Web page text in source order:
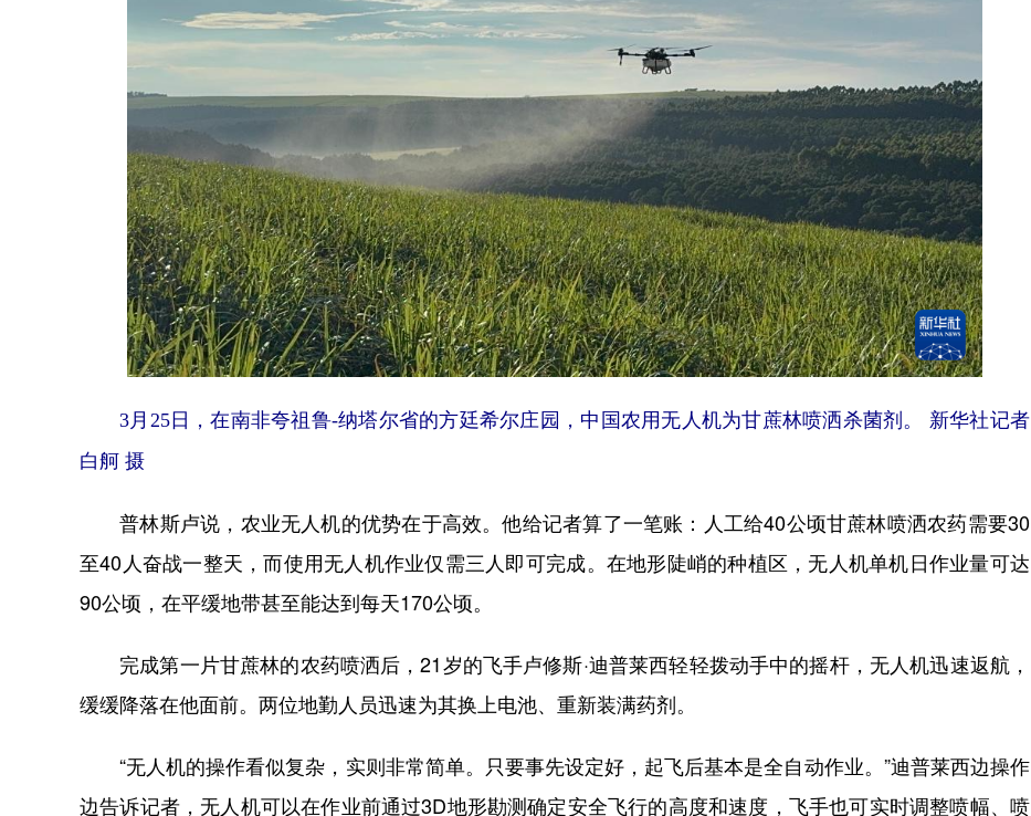
3月25日，在南非夸祖鲁-纳塔尔省的方廷希尔庄园，中国农用无人机为甘蔗林喷洒杀菌剂。 新华社记者
白舸 摄
普林斯卢说，农业无人机的优势在于高效。他给记者算了一笔账：人工给40公顷甘蔗林喷洒农药需要30
至40人奋战一整天，而使用无人机作业仅需三人即可完成。在地形陡峭的种植区，无人机单机日作业量可达
90公顷，在平缓地带甚至能达到每天170公顷。
完成第一片甘蔗林的农药喷洒后，21岁的飞手卢修斯·迪普莱西轻轻拨动手中的摇杆，无人机迅速返航，
缓缓降落在他面前。两位地勤人员迅速为其换上电池、重新装满药剂。
“无人机的操作看似复杂，实则非常简单。只要事先设定好，起飞后基本是全自动作业。”迪普莱西边操作
边告诉记者，无人机可以在作业前通过3D地形勘测确定安全飞行的高度和速度，飞手也可实时调整喷幅、喷